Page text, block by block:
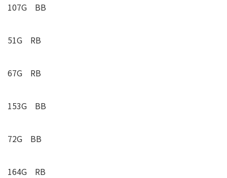
107G BB
51G RB
67G RB
153G BB
72G BB
164G RB